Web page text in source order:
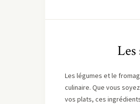
Les légumes et le
culinaire. Que vous
vos plats, ces